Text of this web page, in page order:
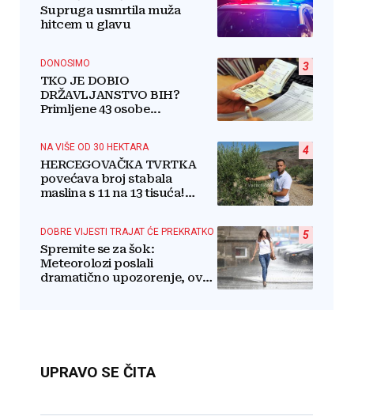
Supruga usmrtila muža
hitcem u glavu
3
DONOSIMO
TKO JE DOBIO
DRŽAVLJANSTVO BIH?
Primljene 43 osobe...
4
NA VIŠE OD 30 HEKTARA
HERCEGOVAČKA TVRTKA
povećava broj stabala
maslina s 11 na 13 tisuća!
5
DOBRE VIJESTI TRAJAT ĆE PREKRATKO
Spremite se za šok:
Meteorolozi poslali
dramatično upozorenje, ovo
UPRAVO SE ČITA